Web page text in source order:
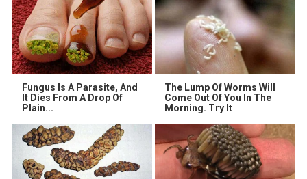
Fungus Is A Parasite, And
It Dies From A Drop Of
Plain...
The Lump Of Worms Will
Come Out Of You In The
Morning. Try It